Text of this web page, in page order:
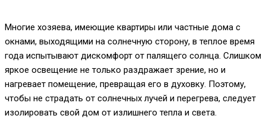
Многие хозяева, имеющие квартиры или частные дома с
окнами, выходящими на солнечную сторону, в теплое время
года испытывают дискомфорт от палящего солнца. Слишком
яркое освещение не только раздражает зрение, но и
нагревает помещение, превращая его в духовку. Поэтому,
чтобы не страдать от солнечных лучей и перегрева, следует
изолировать свой дом от излишнего тепла и света.